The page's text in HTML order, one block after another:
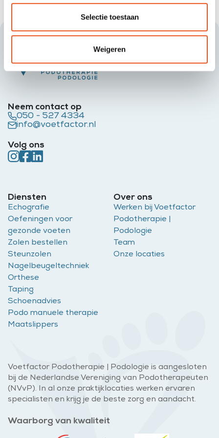
Selectie toestaan
Weigeren
Voetfactor Podotherapie | Podologie is aangesloten
bij de Nederlandse Vereniging van Podotherapeuten
(NVvP). In al onze praktijklocaties werken ervaren
specialisten en krijg je de beste zorg en aandacht.
Waarborg van kwaliteit
Neem contact op
050 - 527 4334
info@voetfactor.nl
Volg ons
Diensten
Echografie
Oefeningen voor
gezonde voeten
Zolen bestellen
Steunzolen
Nagelbeugeltechniek
Orthese
Taping
Schoenadvies
Podo manuele therapie
Maatslippers
Over ons
Werken bij Voetfactor
Podotherapie |
Podologie
Team
Onze locaties